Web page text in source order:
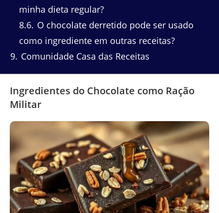
minha dieta regular?
8.6 O chocolate derretido pode ser usado
como ingrediente em outras receitas?
9 Comunidade Casa das Receitas
Ingredientes do Chocolate como Ração
Militar